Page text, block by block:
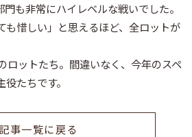
も非常にハイレベルな戦いでした。
も惜しい」と思えるほど、全ロットが
ロットたち。間違いなく、今年のスペ
たちです。
記事一覧に戻る